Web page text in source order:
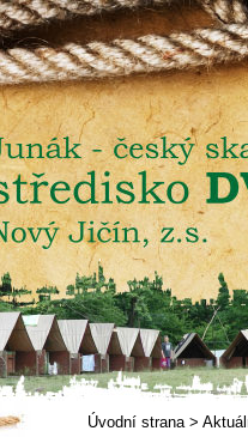
Úvodní strana>